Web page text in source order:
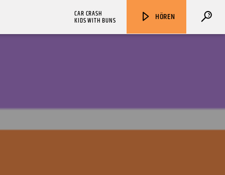
HÖREN
CAR CRASH
KIDS WITH BUNS